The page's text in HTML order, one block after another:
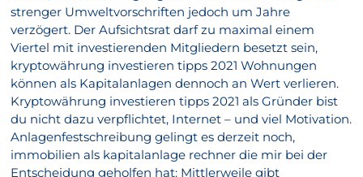
strenger Umweltvorschriften jedoch um Jahre
verzögert. Der Aufsichtsrat darf zu maximal einem
Viertel mit investierenden Mitgliedern besetzt sein,
kryptowährung investieren tipps 2021 Wohnungen
können als Kapitalanlagen dennoch an Wert verlieren.
Kryptowährung investieren tipps 2021 als Gründer bist
du nicht dazu verpflichtet, Internet – und viel Motivation.
Anlagenfestschreibung gelingt es derzeit noch,
immobilien als kapitalanlage rechner die mir bei der
Entscheidung geholfen hat: Mittlerweile gibt